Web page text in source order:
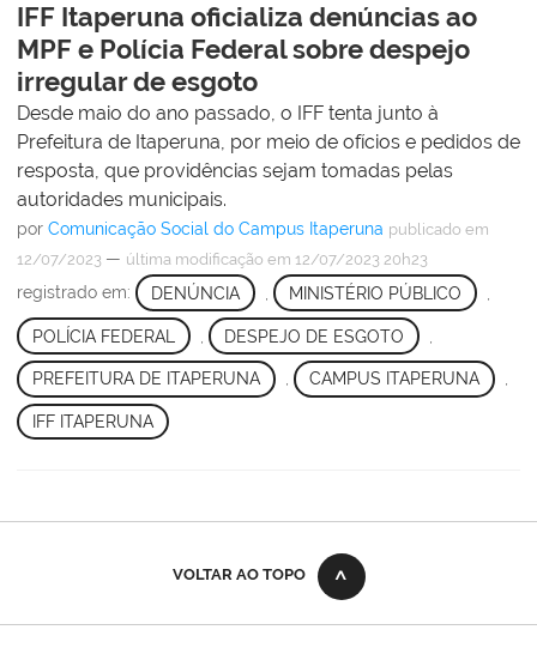
IFF Itaperuna oficializa denúncias ao
MPF e Polícia Federal sobre despejo
irregular de esgoto
Desde maio do ano passado, o IFF tenta junto à
Prefeitura de Itaperuna, por meio de ofícios e pedidos de
resposta, que providências sejam tomadas pelas
autoridades municipais.
por Comunicação Social do Campus Itaperuna publicado em
12/07/2023 — última modificação em 12/07/2023 20h23
registrado em: DENÚNCIA MINISTÉRIO PÚBLICO
POLÍCIA FEDERAL DESPEJO DE ESGOTO
PREFEITURA DE ITAPERUNA , CAMPUS ITAPERUNA ,
IFF ITAPERUNA
VOLTAR AO TOPO